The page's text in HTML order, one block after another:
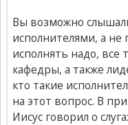
Вы возможно
исполнителями, а не
исполнять надо, все
кафедры, а также
кто такие
на этот вопрос. В
Иисус говорил о